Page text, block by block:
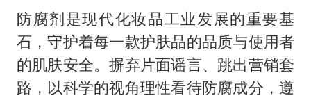
防腐剂是现代化妆品工业发展的重要基
石，守护着每一款护肤品的品质与使用者
的肌肤安全。摒弃片面谣言、跳出营销套
路，以科学的视角理性看待防腐成分，遵